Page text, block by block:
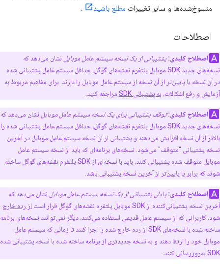
منسوخ‌شده‌ها و سایر تغییرات مطلع باشید .
اصطلاحات
اصطلاح کلیدی: پشتیبانی از یک نسخه سیستم عامل موبایل
نشان می‌دهد که
نسخه‌های جدید SDK موبایل پلتفرم نقشه‌های گوگل، حداقل سیستم عامل پشتیبانی شده
در آن نسخه یا پایین‌تر از آن نسخه از سیستم عامل موبایل را دارند. برای مفاهیم مربوط به
آزمایش و رفع اشکالات، به پشتیبانی SDK مراجعه کنید.
اصطلاح کلیدی: توقف پشتیبانی برای یک نسخه سیستم عامل موبایل
نشان می‌دهد که
نسخه‌های جدید SDK موبایل پلتفرم نقشه‌های گوگل، حداقل سیستم عامل پشتیبانی شده را
بالاتر از آن نسخه افزایش می‌دهند و پشتیبانی از آن نسخه سیستم عامل موبایل در آخرین
نسخه پشتیبانی "متوقف" می‌شود. نسخه‌های برنامه‌ای که باید از نسخه سیستم عامل
موبایل متوقف شده پشتیبانی کنند، باید با نسخه‌ای از SDK پلتفرم نقشه‌های گوگل ساخته
شوند که برابر یا پایین‌تر از آخرین نسخه پشتیبانی باشد.
اصطلاح کلیدی: پایان پشتیبانی از یک نسخه سیستم عامل موبایل
نشان می‌دهد که
آخرین نسخه پشتیبانی‌کننده از SDK موبایل پلتفرم نقشه‌های گوگل قرار است
از رده خارج
شود. کاربرانی که از سیستم عامل قدیمی استفاده می‌کنند، دیگر نمی‌توانند نسخه‌های برنامه
ساخته شده با نسخه‌های SDK از رده خارج شده را اجرا کنند تا زمانی که سیستم عامل
موبایل خود را ارتقا دهند و به نسخه جدیدتری از برنامه ساخته شده با نسخه پشتیبانی شده
SDK به‌روزرسانی کنند.